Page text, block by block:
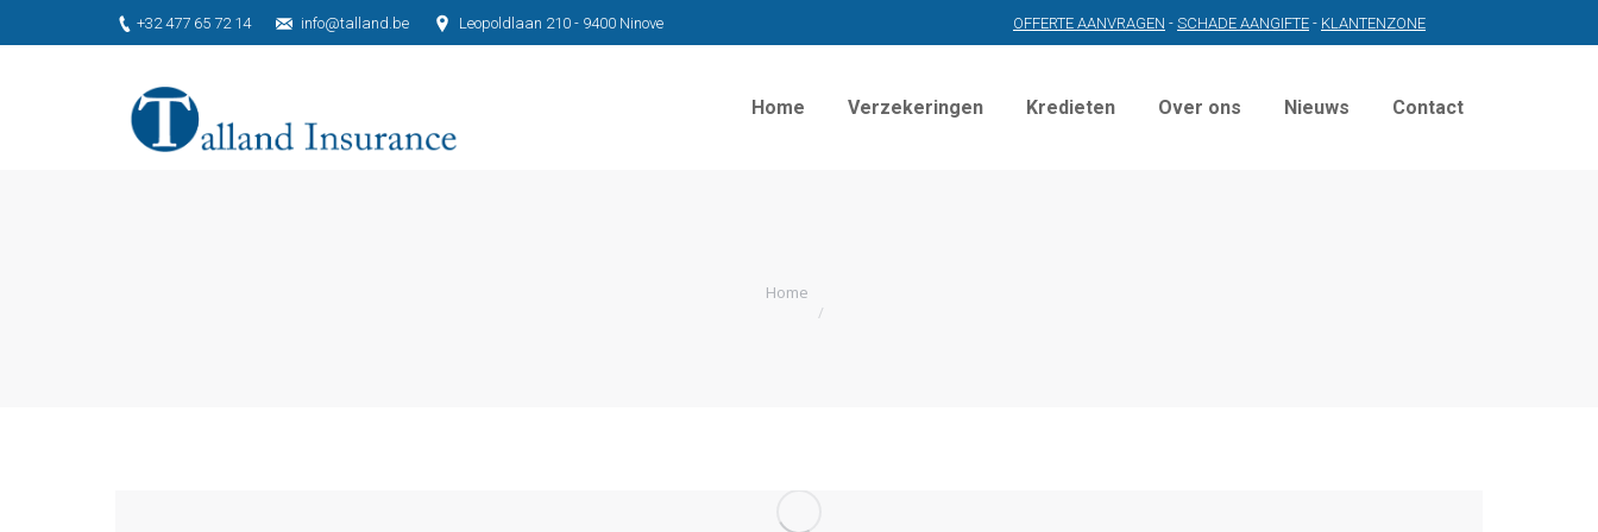
+32 477 65 72 14 info@talland.be Leopoldlaan 210 - 9400 Ninove OFFERTE AANVRAGEN - SCHADE AANGIFTE - KLANTENZONE
Home Verzekeringen Kredieten Over ons Nieuws Contact
Home